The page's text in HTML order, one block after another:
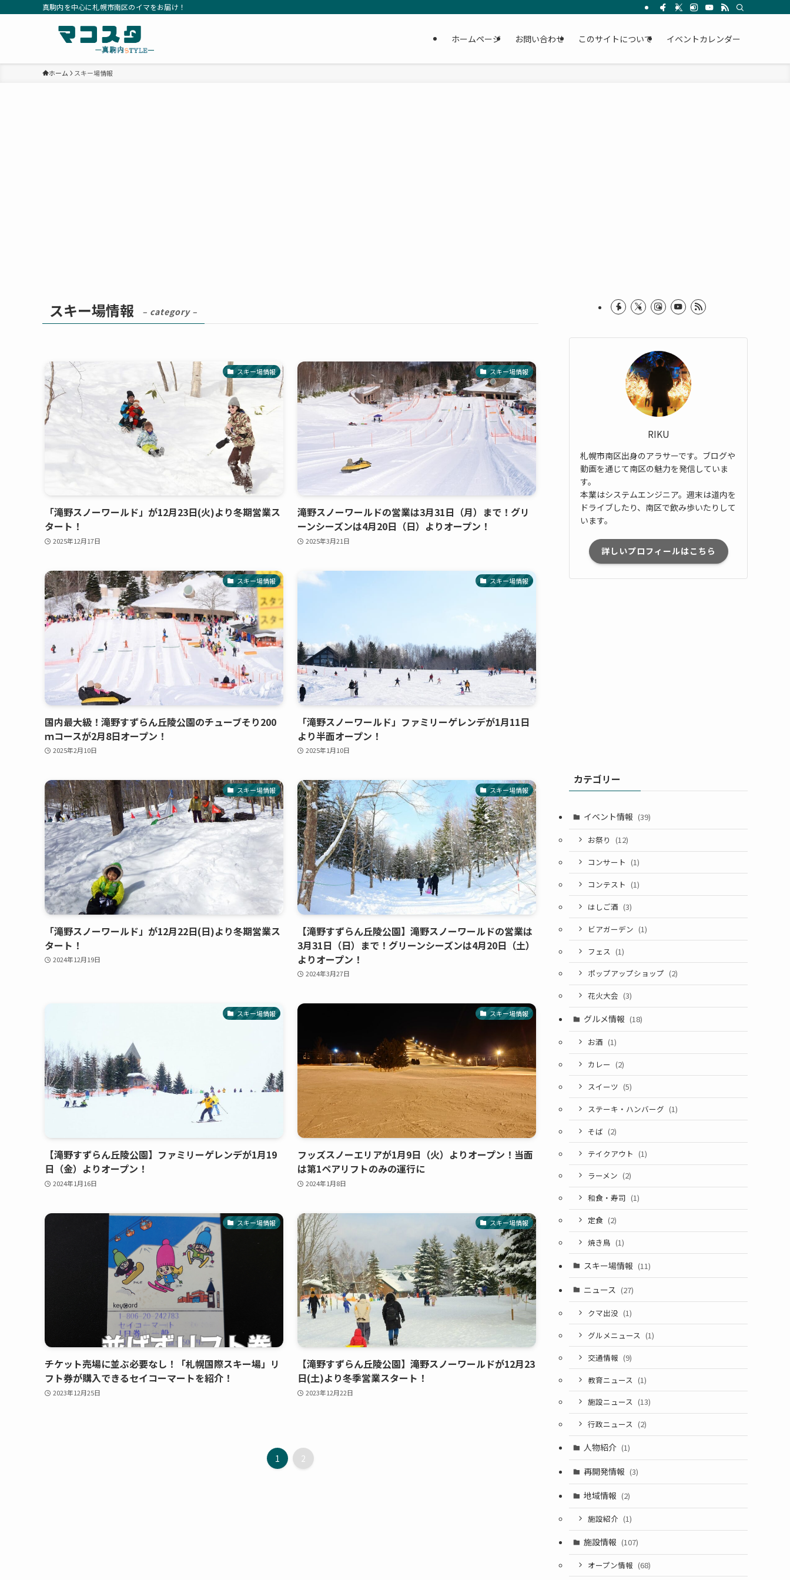
真駒内を中心に札幌市南区のイマをお届け！
ホームページ お問い合わせ このサイトについて イベントカレンダー
ホーム スキー場情報
スキー場情報 – category –
スキー場情報
「滝野スノーワールド」が12月23日(火)より冬期営業ス
タート！
2025年12月17日
スキー場情報
滝野スノーワールドの営業は3月31日（月）まで！グリ
ーンシーズンは4月20日（日）よりオープン！
2025年3月21日
スキー場情報
国内最大級！滝野すずらん丘陵公園のチューブそり200
ｍコースが2月8日オープン！
2025年2月10日
スキー場情報
「滝野スノーワールド」ファミリーゲレンデが1月11日
より半面オープン！
2025年1月10日
スキー場情報
「滝野スノーワールド」が12月22日(日)より冬期営業ス
タート！
2024年12月19日
スキー場情報
【滝野すずらん丘陵公園】滝野スノーワールドの営業は
3月31日（日）まで！グリーンシーズンは4月20日（土）
よりオープン！
2024年3月27日
スキー場情報
【滝野すずらん丘陵公園】ファミリーゲレンデが1月19
日（金）よりオープン！
2024年1月16日
スキー場情報
フッズスノーエリアが1月9日（火）よりオープン！当面
は第1ペアリフトのみの運行に
2024年1月8日
スキー場情報
チケット売場に並ぶ必要なし！「札幌国際スキー場」リ
フト券が購入できるセイコーマートを紹介！
2023年12月25日
スキー場情報
【滝野すずらん丘陵公園】滝野スノーワールドが12月23
日(土)より冬季営業スタート！
2023年12月22日
1 2
RIKU
札幌市南区出身のアラサーです。ブログや
動画を通じて南区の魅力を発信していま
す。
本業はシステムエンジニア。週末は道内を
ドライブしたり、南区で飲み歩いたりして
います。
詳しいプロフィールはこちら
カテゴリー
イベント情報 (39)
お祭り (12)
コンサート (1)
コンテスト (1)
はしご酒 (3)
ビアガーデン (1)
フェス (1)
ポップアップショップ (2)
花火大会 (3)
グルメ情報 (18)
お酒 (1)
カレー (2)
スイーツ (5)
ステーキ・ハンバーグ (1)
そば (2)
テイクアウト (1)
ラーメン (2)
和食・寿司 (1)
定食 (2)
焼き鳥 (1)
スキー場情報 (11)
ニュース (27)
クマ出没 (1)
グルメニュース (1)
交通情報 (9)
教育ニュース (1)
施設ニュース (13)
行政ニュース (2)
人物紹介 (1)
再開発情報 (3)
地域情報 (2)
施設紹介 (1)
施設情報 (107)
オープン情報 (68)